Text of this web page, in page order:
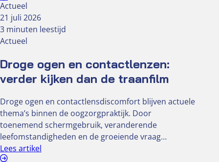
Actueel
21 juli 2026
3 minuten leestijd
Actueel
Droge ogen en contactlenzen:
verder kijken dan de traanfilm
Droge ogen en contactlensdiscomfort blijven actuele
thema’s binnen de oogzorgpraktijk. Door
toenemend schermgebruik, veranderende
leefomstandigheden en de groeiende vraag…
Lees artikel